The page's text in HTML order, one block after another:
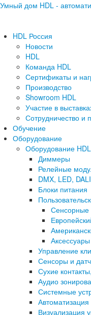
Умный дом HDL -
HDL Россия
Новости
HDL
Команда HDL
Сертификаты и
Производство
Showroom HDL
Участие в
Сотрудничество и
Обучение
Оборудование
Оборудование
Диммеры
Релейные
DMX, LED,
Блоки питания
Сенсорные
Управление
Сенсоры и
Сухие
Аудио
Системные
Автоматизация
Визуализация